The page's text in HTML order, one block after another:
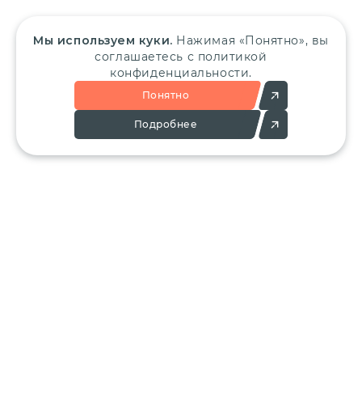
Мы используем куки. Нажимая «Понятно», вы
соглашаетесь с политикой
конфиденциальности.
Понятно
Подробнее